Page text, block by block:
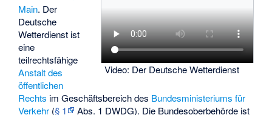
Video: Der Deutsche Wetterdienst
Main. Der
Deutsche
Wetterdienst ist
eine
teilrechtsfähige
Anstalt des
öffentlichen
Rechts im Geschäftsbereich des Bundesministeriums für
Verkehr (§ 1 Abs. 1 DWDG). Die Bundesoberbehörde ist